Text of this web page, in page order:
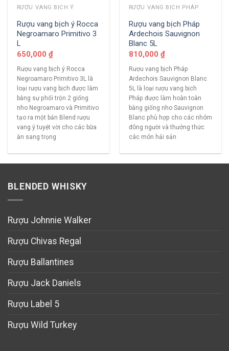
RƯỢU VANG BỊCH Ý
Rượu vang bịch ý Rocca
Negroamaro Primitivo 3
L
650,000 ₫
Rượu vang bịch ý Rocca
Negroamaro Primitivo 3L là
loại rượu vang bịch được làm
bằng sự phối trộn 2 giống
nho Negroamaro và Primitivo
tạo ra một bản Blend rượu
vang ý tuyệt vời cho các bữa
ăn sang trọng
RƯỢU VANG BỊCH PHÁP
Rượu vang bịch Pháp
Ardechois Sauvignon
Blanc 5L
810,000 ₫
Rượu vang bịch Pháp
Ardechois Sauvignon Blanc
5L là loại rượu vang bịch
Pháp được làm hoàn toàn
bằng giống nho Sauvignon
Blanc phù hợp cho các nhóm
đông người và thưởng thức
các món hải sản
BLENDED WHISKY
Rượu Johnnie Walker
Rượu Chivas Regal
Rượu Ballantines
Rượu Jack Daniels
Rượu Label 5
Rượu Wild Turkey